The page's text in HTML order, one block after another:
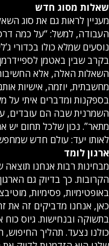
שאלות מסוג חדש
מעניין לראות גם את סוג
העבודה, למשל: “על כמה
נוסעים שמלא כולו בכדורי
בקרב שבין באטמן
השאלות האלה, אלא
מחשבתית, יוזמה, אישיות
בספקנות ומדברים איתי
השמרנית שבה הם עובדים,
מתאר”. נכון שלכל תחום יש
לאותו יעד: עולם חדש
ארגון לומד
מבחינות רבות אנחנו
הקרובות. כך בדיוק גם
באופטימיות, פסימיות,
כאן, אנחנו מדביקים זה את
בתשוקה ובנחישות. גיוס
כולנו נצעד. תהליך